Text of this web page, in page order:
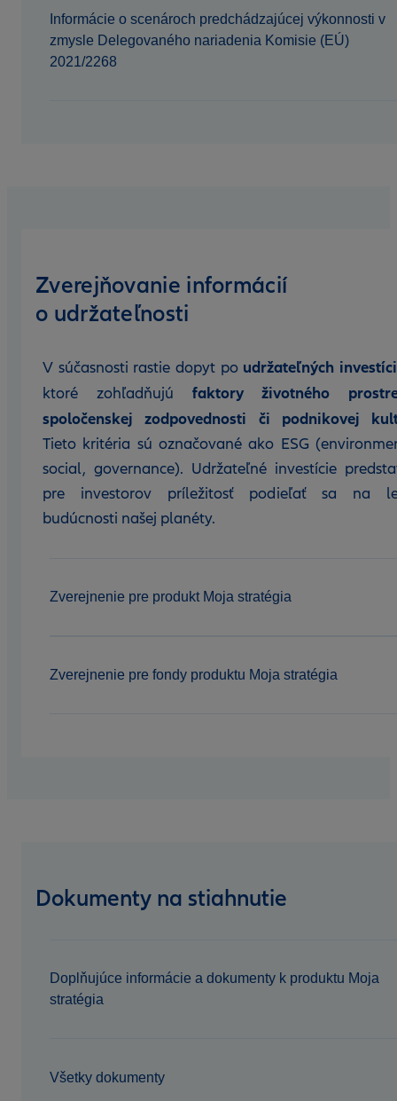
Informácie o scenároch predchádzajúcej výkonnosti v
zmysle Delegovaného nariadenia Komisie (EÚ)
2021/2268
Zverejňovanie informácií
o udržateľnosti
V súčasnosti rastie dopyt po udržateľných
ktoré zohľadňujú faktory životného
spoločenskej zodpovednosti či podnikovej
Tieto kritéria sú označované ako ESG
social, governance). Udržateľné investície
pre investorov príležitosť podieľať sa na
budúcnosti našej planéty.
Zverejnenie pre produkt Moja stratégia
Zverejnenie pre fondy produktu Moja stratégia
Dokumenty na stiahnutie
Doplňujúce informácie a dokumenty k produktu Moja
stratégia
Všetky dokumenty